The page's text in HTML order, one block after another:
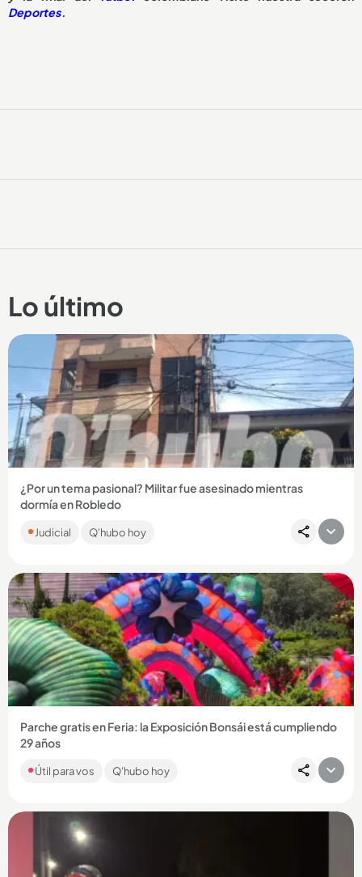
Deportes.
Lo último
¿Por un tema pasional? Militar fue asesinado mientras
dormía en Robledo
La víctima, César Augusto Hurtado Parra, era suboficial activo
del Ejército. Fue sorprendido cuando estaba durmiendo y
Judicial Q'hubo hoy
Compartir Noticia
Parche gratis en Feria: la Exposición Bonsái está cumpliendo
29 años
Sandiego tendrá actividades gratuitas en agosto con motivo
Útil para vos Q'hubo hoy